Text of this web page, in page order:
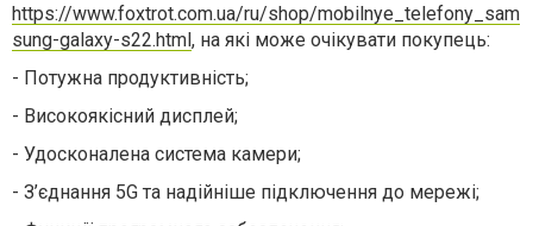
https://www.foxtrot.com.ua/ru/shop/mobilnye_telefony_sam
sung-galaxy-s22.html, на які може очікувати покупець:
- Потужна продуктивність;
- Високоякісний дисплей;
- Удосконалена система камери;
- З’єднання 5G та надійніше підключення до мережі;